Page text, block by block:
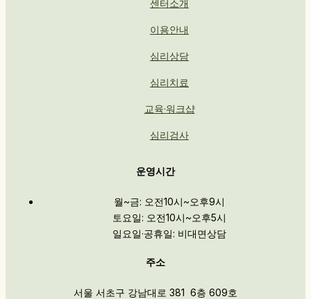
센터소개
이용안내
심리상담
심리치료
교육·워크샵
심리검사
운영시간
월~금: 오전10시~오후9시
토요일: 오전10시~오후5시
일요일·공휴일: 비대면상담
주소
서울 서초구 강남대로 381 6층 609호